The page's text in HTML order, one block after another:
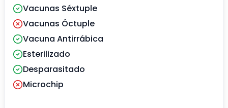
Vacunas Séxtuple
Vacunas Óctuple
Vacuna Antirrábica
Esterilizado
Desparasitado
Microchip